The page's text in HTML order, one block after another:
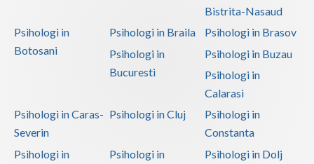
Bistrita-Nasaud
Psihologi in
Botosani
Psihologi in Braila
Psihologi in Brasov
Psihologi in
Bucuresti
Psihologi in Buzau
Psihologi in
Calarasi
Psihologi in Caras-
Severin
Psihologi in Cluj
Psihologi in
Constanta
Psihologi in
Psihologi in
Psihologi in Dolj